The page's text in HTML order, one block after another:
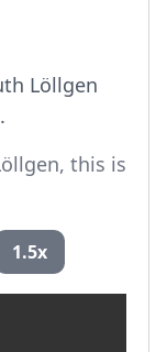
Löllgen
this is
1.5x